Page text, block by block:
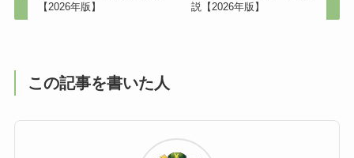
【2026年版】
説【2026年版】
この記事を書いた人